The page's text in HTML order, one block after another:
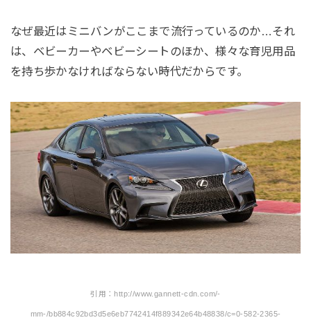
なぜ最近はミニバンがここまで流行っているのか…それ
は、ベビーカーやベビーシートのほか、様々な育児用品
を持ち歩かなければならない時代だからです。
引用：http://www.gannett-cdn.com/-
mm-/bb884c92bd3d5e6eb7742414f889342e64b48838/c=0-582-2365-